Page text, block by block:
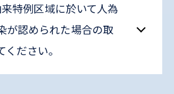
特例区域に於いて人為
が認められた場合の取
ださい。